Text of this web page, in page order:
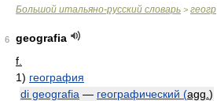
Большой итальяно-русский словарь > геогр
6
geografia
f.
1) география
di geografia — географический (agg. )